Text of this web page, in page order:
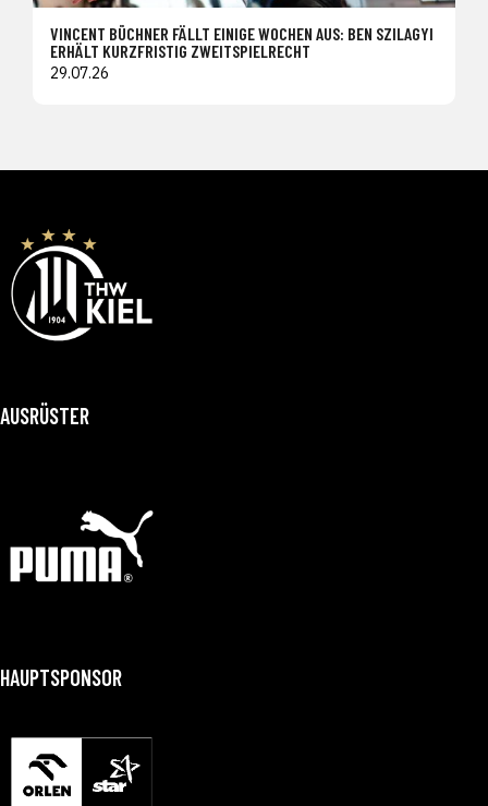
VINCENT BÜCHNER FÄLLT EINIGE WOCHEN AUS: BEN SZILAGYI
ERHÄLT KURZFRISTIG ZWEITSPIELRECHT
29.07.26
AUSRÜSTER
HAUPTSPONSOR